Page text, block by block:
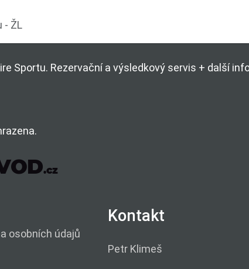
- ŽL
Sportu. Rezervační a výsledkový servis + další
osobních údajů
Kontakt
Petr Klimeš